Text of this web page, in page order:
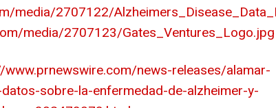
media/2707122/
media/2707123/Gates_Ventures_Logo.jpg
news-releases/alamar-
sobre-la-enfermedad-de-alzheimer-y-